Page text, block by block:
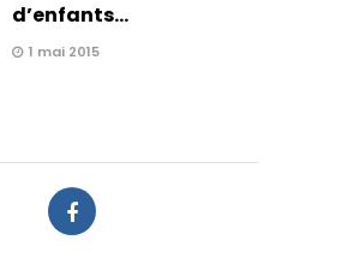
d’enfants...
1 mai 2015